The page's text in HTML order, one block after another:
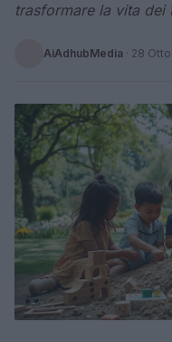
trasformare la vita dei
AiAdhubMedia · 28